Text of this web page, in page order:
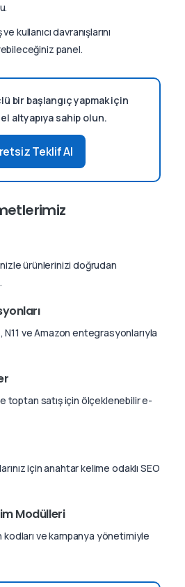
ve kullanıcı davranışlarını
panel.
bir başlangıç yapmak için
altyapıya sahip olun.
Teklif Al
ürünlerinizi doğrudan
ve Amazon entegrasyonlarıyla
toptan satış için ölçeklenebilir e-
için anahtar kelime odaklı SEO
Modülleri
ve kampanya yönetimiyle